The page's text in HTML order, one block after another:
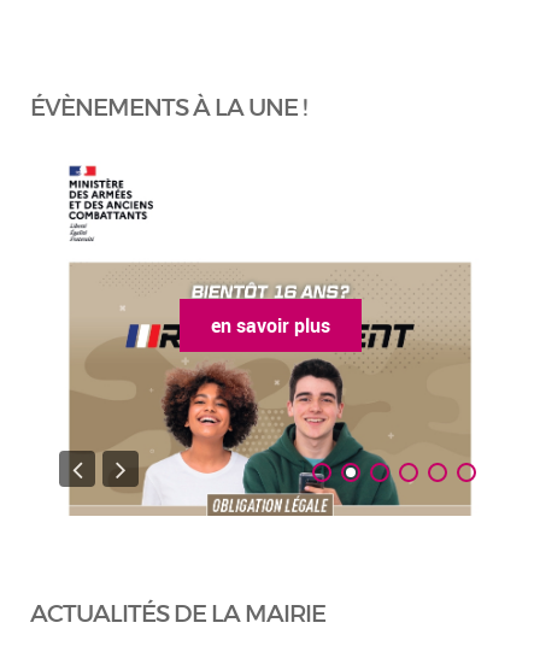
ÉVÈNEMENTS À LA UNE !
en savoir plus
ACTUALITÉS DE LA MAIRIE